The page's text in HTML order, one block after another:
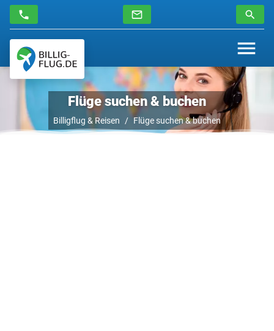
Flüge suchen & buchen
Billigflug & Reisen Flüge suchen & buchen